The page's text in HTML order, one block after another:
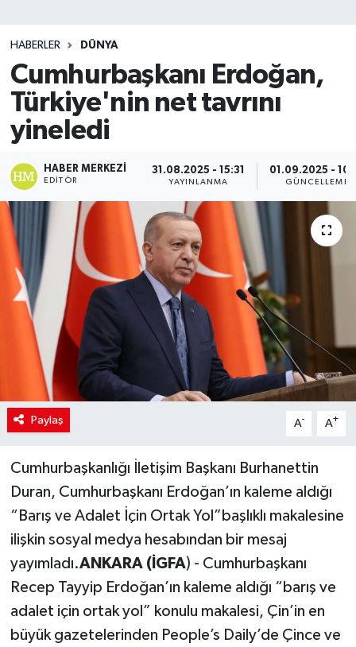
HABERLER DÜNYA
Cumhurbaşkanı Erdoğan,
Türkiye'nin net tavrını
yineledi
HABER MERKEZI
EDITÖR
31.08.2025 - 15:31
YAYINLANMA
01.09.2025 -
GÜNCELLEME
Paylaş A- A+
Cumhurbaşkanlığı İletişim Başkanı Burhanettin
Duran, Cumhurbaşkanı Erdoğan’ın kaleme aldığı
“Barış ve Adalet İçin Ortak Yol”başlıklı makalesine
ilişkin sosyal medya hesabından bir mesaj
yayımladı.ANKARA (İGFA) - Cumhurbaşkanı
Recep Tayyip Erdoğan’ın kaleme aldığı “barış ve
adalet için ortak yol” konulu makalesi, Çin’in en
büyük gazetelerinden People’s Daily’de Çince ve
Teknoloji
TRABZON